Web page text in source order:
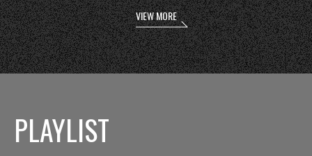
VIEW MORE
PLAYLIST